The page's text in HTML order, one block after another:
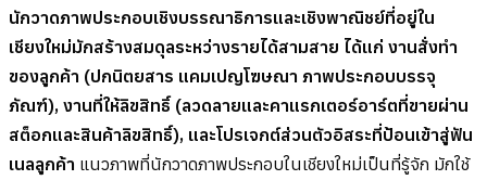
นักวาดภาพประกอบเชิงบรรณาธิการและเชิงพาณิชย์ที่อยู่ใน
เชียงใหม่มักสร้างสมดุลระหว่างรายได้สามสาย ได้แก่ งานสั่งทำ
ของลูกค้า (ปกนิตยสาร แคมเปญโฆษณา ภาพประกอบบรรจุ
ภัณฑ์), งานที่ให้ลิขสิทธิ์ (ลวดลายและคาแรกเตอร์อาร์ตที่ขายผ่าน
สต็อกและสินค้าลิขสิทธิ์), และโปรเจกต์ส่วนตัวอิสระที่ป้อนเข้าสู่ฟัน
เนลลูกค้า แนวภาพที่นักวาดภาพประกอบในเชียงใหม่เป็นที่รู้จัก มักใช้